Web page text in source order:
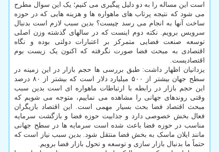
است این مساله را به دو دلیل پیگیری می کنیم؛ یک این سوال مطرح
می شود که نتیجه پرتاب های ماهواره ها و هزینه هایی که در حوزه
ساخت آنها به انجام می رسد چیست؟ بدین سبب لازم است بدنبال
سرویس برویم. نکته دوم اینست که در سالهای گذشته وزن اصلی
توسعه صنعت فضایی متمرکز بر اعتبارات دولتی بوده و نگاه
اقتصادی به مبحث فضا صورت نگرفته که اکنون یک زیست بوم
اقتصادیست.
یزدانیان اظهار داشت: طبق بررسی ها حجم بازار در این زمینه در
سطح جهان بیشتر از ۵۰۰ میلیارد دلار است که بیشتر از ۸۰ درصد
این حجم بازار در رابطه با ارتباطات ماهواره ای است بدین سبب
وقتی روندهای جهانی را مشاهده می نماییم، متوجه می شویم که
مبحث اقتصاد فضا بحث بسیار مهمی است. این اقتصاد بازیگران
فعال بخش خصوصی دارد و جذابیت حوزه فضا و بازگشت سرمایه
مناسب در حوزه فضا باعث شده است سرمایه ها در سطح جهانی
مانند ایلان ماسک به بخش فضا منتقل شود. بدین سبب نیاز است که
حتماً ما بدنبال بازار سازی و توسعه و تحول بازار فضا برویم.